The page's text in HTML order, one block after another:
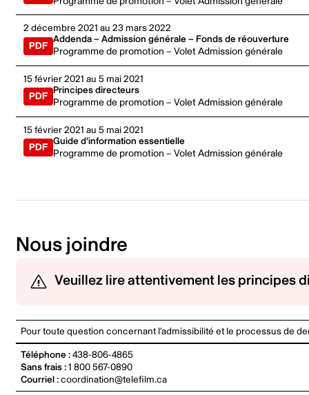
2 décembre 2021 au 23 mars 2022
Addenda – Admission générale – Fonds de réouverture
Programme de promotion – Volet Admission générale
15 février 2021 au 5 mai 2021
Principes directeurs
Programme de promotion – Volet Admission générale
15 février 2021 au 5 mai 2021
Guide d'information essentielle
Programme de promotion – Volet Admission générale
Nous joindre
Veuillez lire attentivement les principes
Pour toute question concernant l’admissibilité et le processus de
Téléphone:438-806-4865
Sans frais :1 800 567-0890
Courriel : coordination@telefilm.ca